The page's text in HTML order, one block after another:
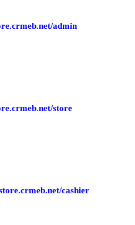
admin
store
cashier